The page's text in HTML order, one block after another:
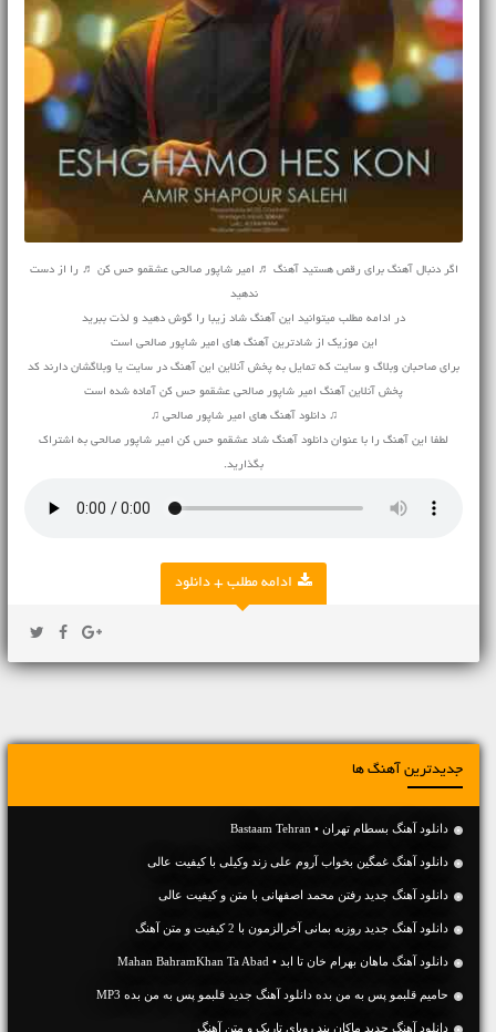
اگر دنبال آهنگ برای رقص هستید آهنگ ♬ امیر شاپور صالحی عشقمو حس کن ♬ را از دست
ندهید
در ادامه مطلب میتوانید این آهنگ شاد زیبا را گوش دهید و لذت ببرید
این موزیک از شادترین آهنگ های امیر شاپور صالحی است
برای صاحبان وبلاگ و سایت که تمایل به پخش آنلاین این آهنگ در سایت یا وبلاگشان دارند کد
پخش آنلاین آهنگ امیر شاپور صالحی عشقمو حس کن آماده شده است
♫ دانلود آهنگ های امیر شاپور صالحی ♫
لطفا این آهنگ را با عنوان دانلود آهنگ شاد عشقمو حس کن امیر شاپور صالحی به اشتراک
بگذارید.
ادامه مطلب + دانلود
جدیدترین آهنگ ها
دانلود آهنگ بسطام تهران • Bastaam Tehran
دانلود آهنگ غمگین بخواب آروم علی زند وکیلی با کیفیت عالی
دانلود آهنگ جديد رفتن محمد اصفهانی با متن و کیفیت عالی
دانلود آهنگ جديد روزبه بمانی آخرالزمون با 2 کیفیت و متن آهنگ
دانلود آهنگ ماهان بهرام خان تا ابد • Mahan BahramKhan Ta Abad
حامیم قلبمو پس به من بده دانلود آهنگ جدید قلبمو پس به من بده MP3
دانلود آهنگ جديد ماکان بند رویای تاریک و متن آهنگ